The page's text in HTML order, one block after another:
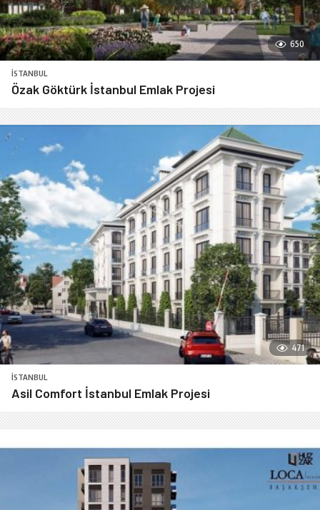
650
İSTANBUL
Özak Göktürk İstanbul Emlak Projesi
471
İSTANBUL
Asil Comfort İstanbul Emlak Projesi